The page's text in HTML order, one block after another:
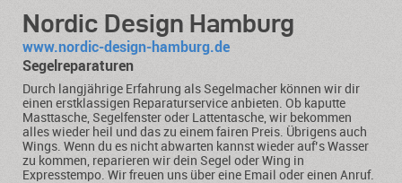
Nordic Design Hamburg
www.nordic-design-hamburg.de
Segelreparaturen
Durch langjährige Erfahrung als Segelmacher können wir dir
einen erstklassigen Reparaturservice anbieten. Ob kaputte
Masttasche, Segelfenster oder Lattentasche, wir bekommen
alles wieder heil und das zu einem fairen Preis. Übrigens auch
Wings. Wenn du es nicht abwarten kannst wieder auf’s Wasser
zu kommen, reparieren wir dein Segel oder Wing in
Expresstempo. Wir freuen uns über eine Email oder einen Anruf.